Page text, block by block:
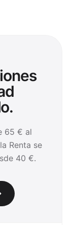
65 € al
Renta se
40 €.